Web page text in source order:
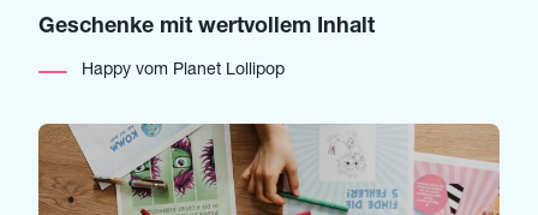
Geschenke mit wertvollem Inhalt
Happy vom Planet Lollipop